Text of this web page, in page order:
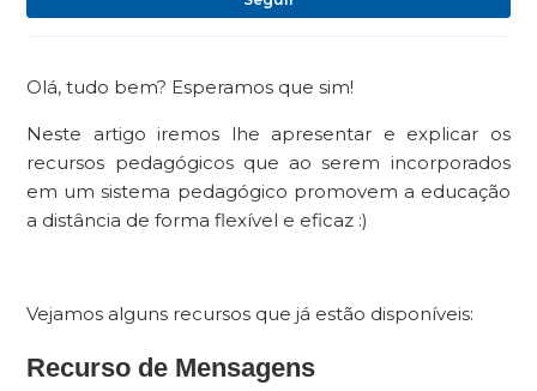
Olá, tudo bem? Esperamos que sim!
Neste artigo iremos lhe apresentar e explicar os
recursos pedagógicos que ao serem incorporados
em um sistema pedagógico promovem a educação
a distância de forma flexível e eficaz :)
Vejamos alguns recursos que já estão disponíveis:
Recurso de Mensagens